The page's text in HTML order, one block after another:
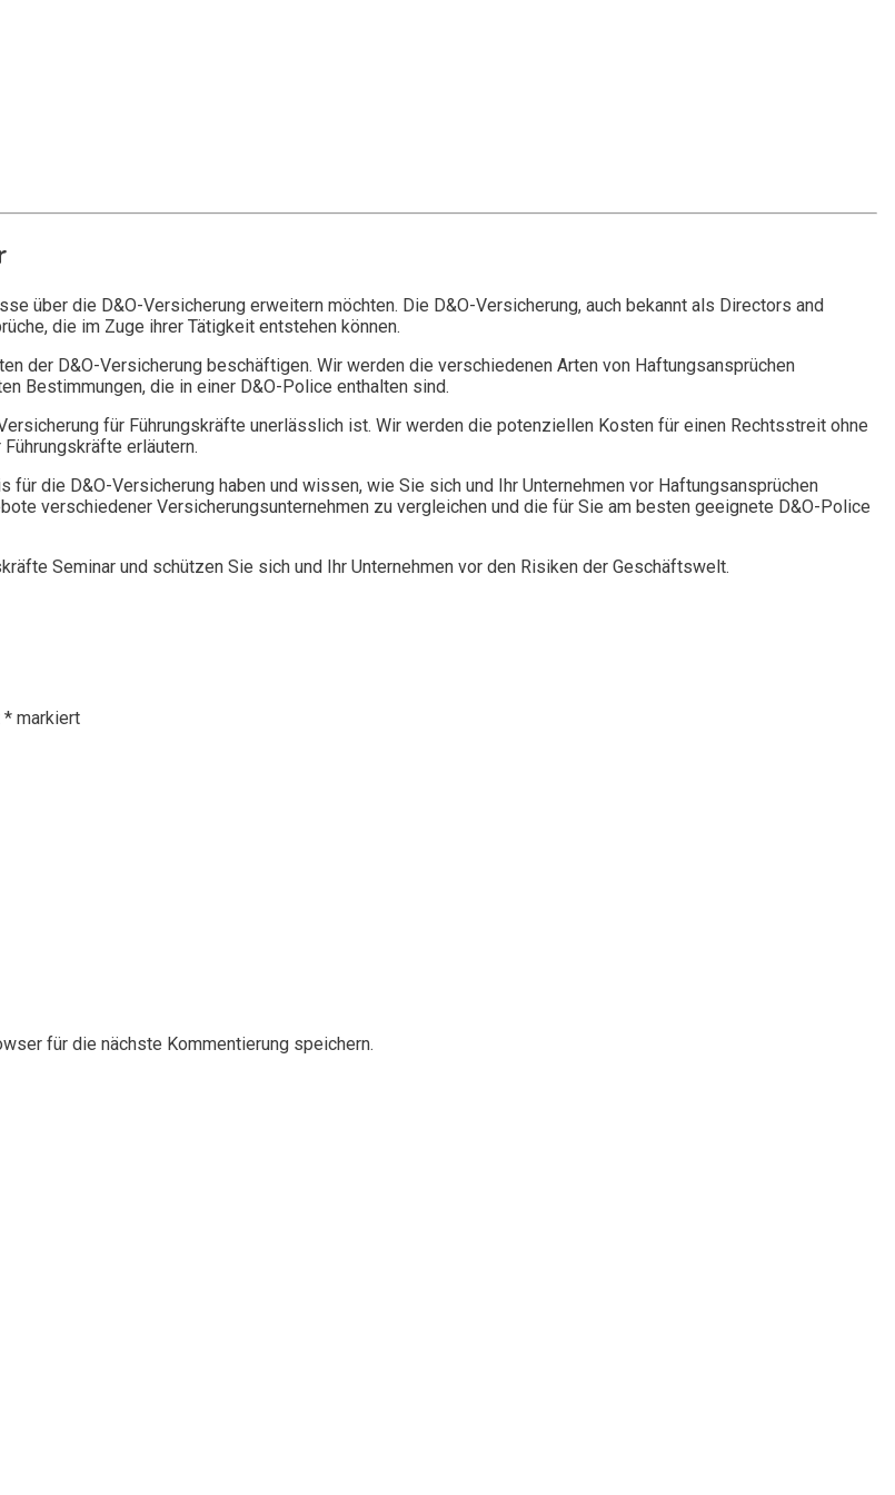
über die D&O-Versicherung erweitern möchten. Die D&O-Versicherung, auch bekannt als Directors and
die im Zuge ihrer Tätigkeit entstehen können.
der D&O-Versicherung beschäftigen. Wir werden die verschiedenen Arten von Haftungsansprüchen
Bestimmungen, die in einer D&O-Police enthalten sind.
für Führungskräfte unerlässlich ist. Wir werden die potenziellen Kosten für einen Rechtsstreit ohne
erläutern.
die D&O-Versicherung haben und wissen, wie Sie sich und Ihr Unternehmen vor Haftungsansprüchen
verschiedener Versicherungsunternehmen zu vergleichen und die für Sie am besten geeignete D&O-Police
Seminar und schützen Sie sich und Ihr Unternehmen vor den Risiken der Geschäftswelt.
* markiert
für die nächste Kommentierung speichern.